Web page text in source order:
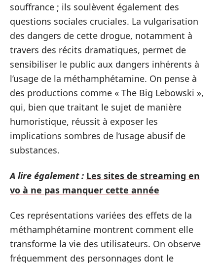
souffrance ; ils soulèvent également des
questions sociales cruciales. La vulgarisation
des dangers de cette drogue, notamment à
travers des récits dramatiques, permet de
sensibiliser le public aux dangers inhérents à
l’usage de la méthamphétamine. On pense à
des productions comme « The Big Lebowski »,
qui, bien que traitant le sujet de manière
humoristique, réussit à exposer les
implications sombres de l’usage abusif de
substances.
A lire également : Les sites de streaming en
vo à ne pas manquer cette année
Ces représentations variées des effets de la
méthamphétamine montrent comment elle
transforme la vie des utilisateurs. On observe
fréquemment des personnages dont le